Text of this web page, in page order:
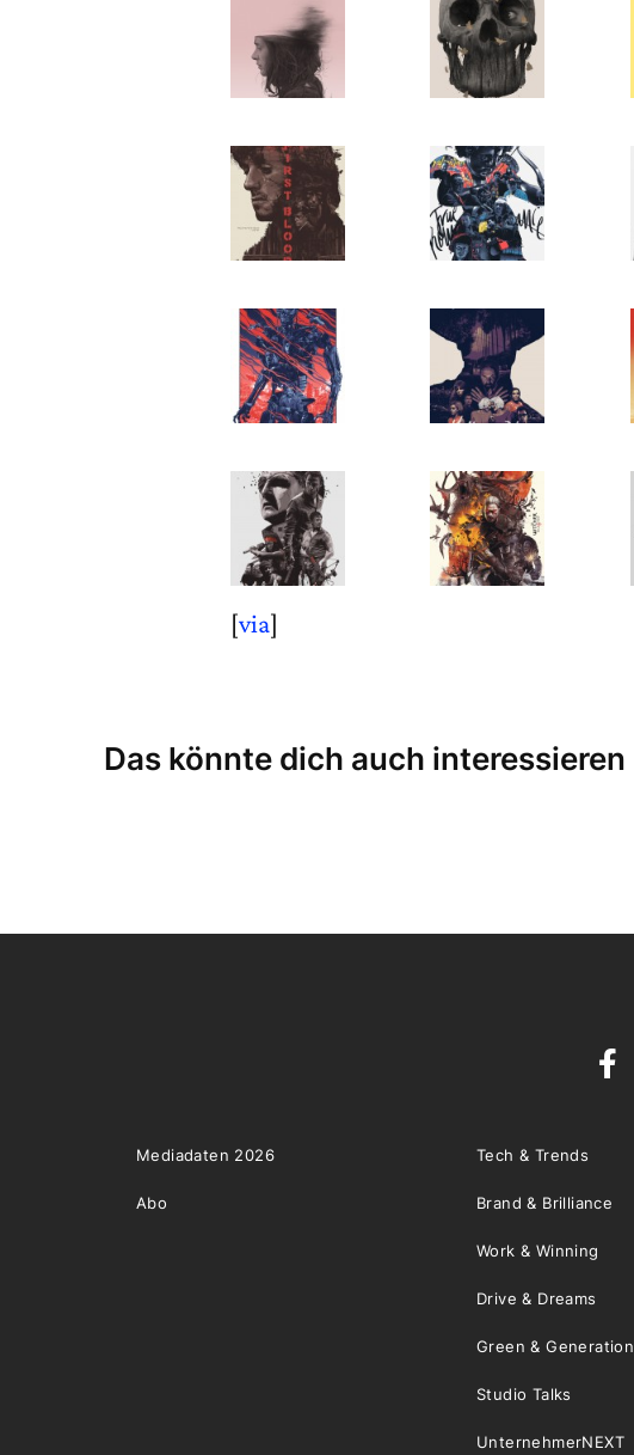
[via]
Das könnte dich auch interessieren
Mediadaten 2026
Abo
Tech & Trends
Brand & Brilliance
Work & Winning
Drive & Dreams
Green & Generation
Studio Talks
UnternehmerNEXT